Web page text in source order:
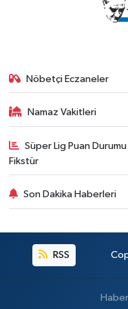
Nöbetçi Eczaneler
Namaz Vakitleri
Süper Lig Puan
Fikstür
Son Dakika Haberleri
RSS
Haber